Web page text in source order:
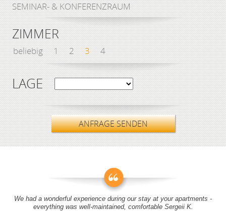
SEMINAR- & KONFERENZRAUM
ZIMMER
beliebig 1 2 3 4
LAGE
ANFRAGE SENDEN
We had a wonderful experience during our stay at your apartments -
everything was well-maintained, comfortable Sergeii K.